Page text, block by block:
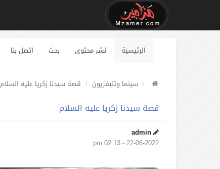
الرئيسية نشر محتوى بحث اتصل بنا
سينما وتليفزيون قصة سيدنا زكريا عليه السلام
قصة سيدنا زكريا عليه السلام
admin
22-06-2022 - 02:13 pm